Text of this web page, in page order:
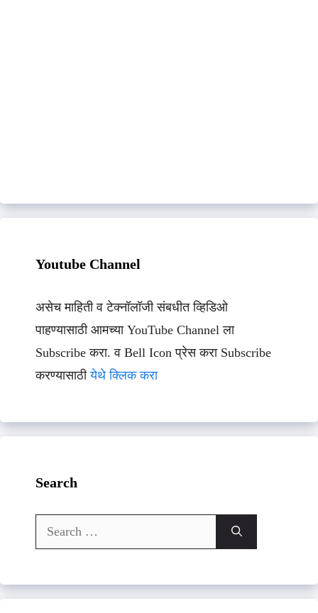
Youtube Channel
असेच माहिती व टेक्नॉलॉजी संबधीत व्हिडिओ
पाहण्यासाठी आमच्या YouTube Channel ला
Subscribe करा. व Bell Icon प्रेस करा Subscribe
करण्यासाठीयेथे क्लिक करा
Search
Search
for: